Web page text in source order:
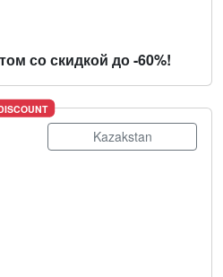
со скидкой до -60%!
Kazakstan